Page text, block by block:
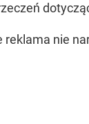
reklama nie